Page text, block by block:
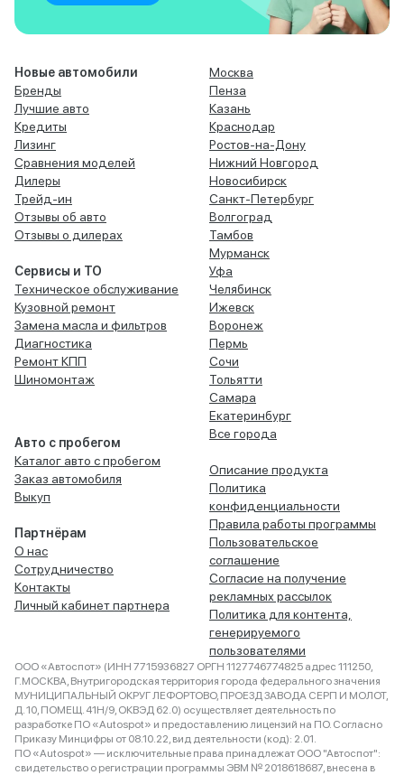
Новые автомобили
Бренды
Лучшие авто
Кредиты
Лизинг
Сравнения моделей
Дилеры
Трейд-ин
Отзывы об авто
Отзывы о дилерах
Сервисы и ТО
Техническое обслуживание
Кузовной ремонт
Замена масла и фильтров
Диагностика
Ремонт КПП
Шиномонтаж
Авто с пробегом
Каталог авто с пробегом
Заказ автомобиля
Выкуп
Партнёрам
О нас
Сотрудничество
Контакты
Личный кабинет партнера
Москва
Пенза
Казань
Краснодар
Ростов-на-Дону
Нижний Новгород
Новосибирск
Санкт-Петербург
Волгоград
Тамбов
Мурманск
Уфа
Челябинск
Ижевск
Воронеж
Пермь
Сочи
Тольятти
Самара
Екатеринбург
Все города
Описание продукта
Политика
конфиденциальности
Правила работы программы
Пользовательское
соглашение
Согласие на получение
рекламных рассылок
Политика для контента,
генерируемого
пользователями
ООО «Автоспот» (ИНН 7715936827 ОРГН 1127746774825 адрес 111250,
Г.МОСКВА, Внутригородская территория города федерального значения
МУНИЦИПАЛЬНЫЙ ОКРУГ ЛЕФОРТОВО, ПРОЕЗД ЗАВОДА СЕРП И МОЛОТ,
Д. 10, ПОМЕЩ. 41Н/9, ОКВЭД 62.0) осуществляет деятельность по
разработке ПО «Autospot» и предоставлению лицензий на ПО. Согласно
Приказу Минцифры от 08.10.22, вид деятельности (код): 2.01.
ПО «Autospot» — исключительные права принадлежат ООО "Автоспот":
свидетельство о регистрации программы ЭВМ № 2018618687, внесена в